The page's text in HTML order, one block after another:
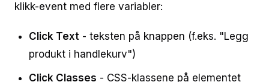
klikk-event med flere variabler:
Click Text - teksten på knappen (f.eks. "Legg
produkt i handlekurv")
Click Classes - CSS-klassene på elementet